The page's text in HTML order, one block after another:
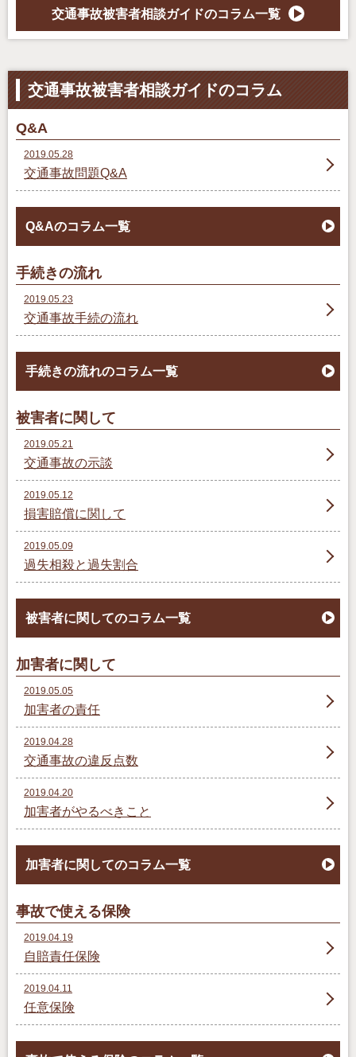
交通事故被害者相談ガイドのコラム一覧
交通事故被害者相談ガイドのコラム
Q&A
2019.05.28
交通事故問題Q&A
Q&Aのコラム一覧
手続きの流れ
2019.05.23
交通事故手続の流れ
手続きの流れのコラム一覧
被害者に関して
2019.05.21
交通事故の示談
2019.05.12
損害賠償に関して
2019.05.09
過失相殺と過失割合
被害者に関してのコラム一覧
加害者に関して
2019.05.05
加害者の責任
2019.04.28
交通事故の違反点数
2019.04.20
加害者がやるべきこと
加害者に関してのコラム一覧
事故で使える保険
2019.04.19
自賠責任保険
2019.04.11
任意保険